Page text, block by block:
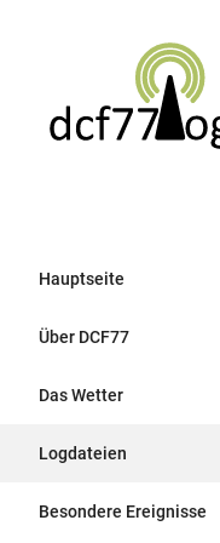
Hauptseite
Über DCF77
Das Wetter
Logdateien
Besondere Ereignisse